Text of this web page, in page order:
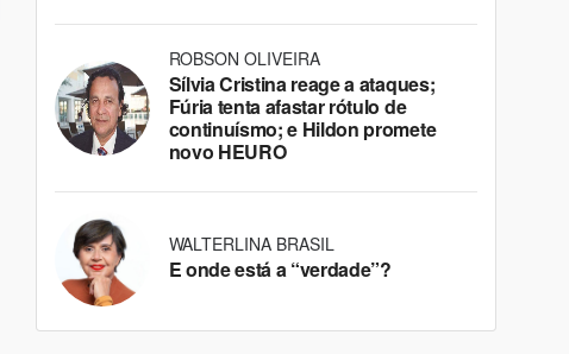
ROBSON OLIVEIRA
Sílvia Cristina reage a ataques;
Fúria tenta afastar rótulo de
continuísmo; e Hildon promete
novo HEURO
WALTERLINA BRASIL
E onde está a “verdade”?